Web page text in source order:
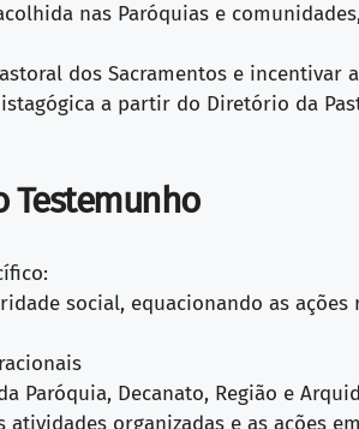
nas Paróquias e
dos Sacramentos e
a partir do Diretório da
Testemunho
social, equacionando as
Paróquia, Decanato, Região e